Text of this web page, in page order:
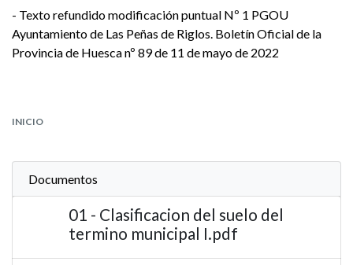
- Texto refundido modificación puntual Nº 1 PGOU
Ayuntamiento de Las Peñas de Riglos. Boletín Oficial de la
Provincia de Huesca nº 89 de 11 de mayo de 2022
INICIO
Documentos
01 - Clasificacion del suelo del
termino municipal I.pdf